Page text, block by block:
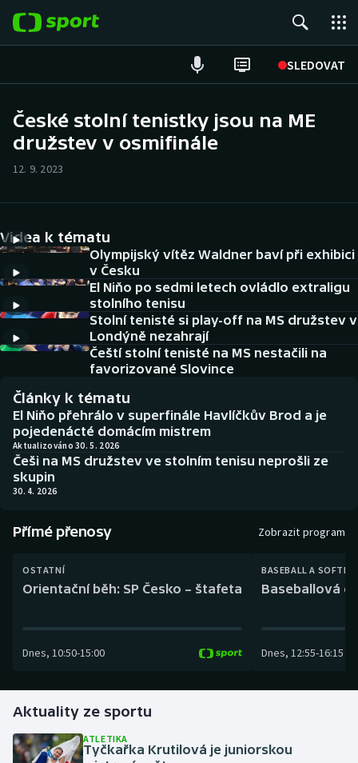
SLEDOVAT
Hokej
Cyklistika
DALŠÍ SPORTY
Americký fotbal
Baseball a softbal
Basketbal
Biatlon
Boby a skeleton
Box
Curling
Golf
Gymnastika
NEPŘEHLÉDNĚTE
Historické návraty
Aplikace ČT sport
AZ kvíz
České stolní tenistky jsou na ME
družstev v osmifinále
12. 9. 2023
Videa k tématu
Olympijský vítěz Waldner baví při exhibici
v Česku
El Niňo po sedmi letech ovládlo extraligu
stolního tenisu
Stolní tenisté si play-off na MS družstev v
Londýně nezahrají
Čeští stolní tenisté na MS nestačili na
favorizované Slovince
Články k tématu
El Niňo přehrálo v superfinále Havlíčkův Brod a je
pojedenácté domácím mistrem
Aktualizováno 30. 5. 2026
Češi na MS družstev ve stolním tenisu neprošli ze
skupin
30. 4. 2026
Přímé přenosy Zobrazit program
OSTATNÍ
Orientační běh: SP Česko – štafeta
Dnes, 10:50-15:00
BASEBALL A
Baseballová
Dnes, 12:55-16:15
Aktuality ze sportu
ATLETIKA
Tyčkařka Krutilová je juniorskou